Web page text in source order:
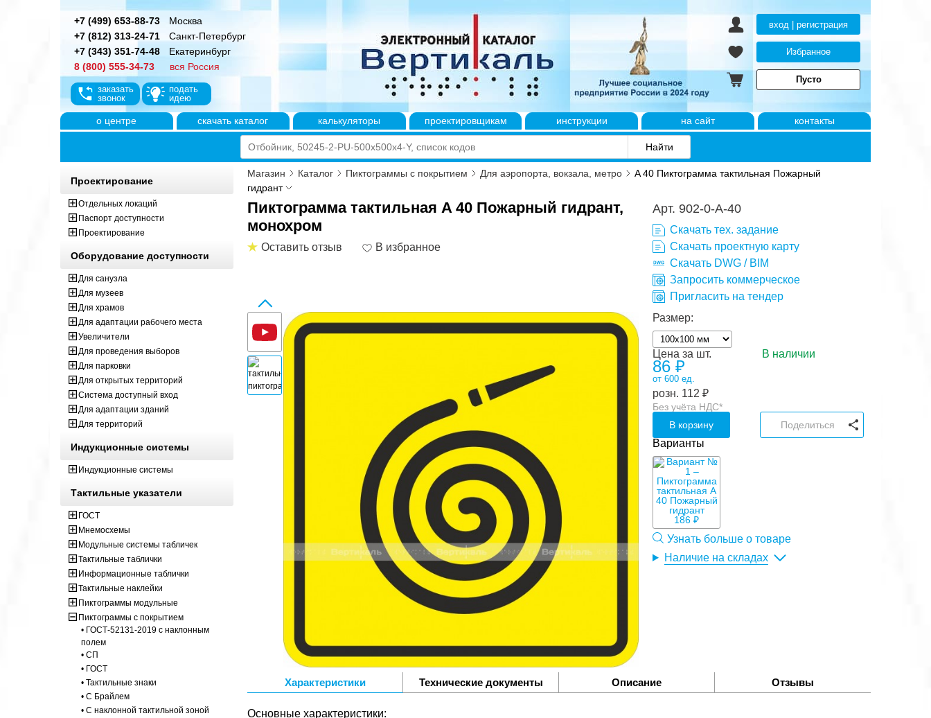
+7 (499) 653-88-73
Москва
+7 (812) 313-24-71
Санкт-Петербург
+7 (343) 351-74-48
Екатеринбург
8 (800) 555-34-73
вся Россия
заказать
звонок
подать
идею
вход | регистрация
Избранное
Пусто
о центре скачать каталог калькуляторы проектировщикам инструкции на сайт контакты
Магазин Каталог Пиктограммы с покрытием Для аэропорта, вокзала, метро
A 40 Пиктограмма тактильная Пожарный
гидрант
Пиктограмма тактильная A 40 Пожарный гидрант,
монохром
Оставить отзыв
Арт. 902-0-A-40
Скачать тех. задание
Скачать проектную карту
Скачать DWG / BIM
Запросить коммерческое
Пригласить на тендер
Размер:
Цена за шт.
86 ₽
от 600 ед.
розн. 112 ₽
В наличии
Без учёта НДС*
В корзину
Поделиться
Варианты
186 ₽
Узнать больше о товаре
Наличие на складах
Характеристики Технические документы Описание Отзывы
Основные характеристики:
Проектирование
Отдельных локаций
Паспорт доступности
Проектирование
Оборудование доступности
Для санузла
Для музеев
Для храмов
Для адаптации рабочего места
Увеличители
Для проведения выборов
Для парковки
Для открытых территорий
Система доступный вход
Для адаптации зданий
Для территорий
Индукционные системы
Индукционные системы
Тактильные указатели
ГОСТ
Мнемосхемы
Модульные системы табличек
Тактильные таблички
Информационные таблички
Тактильные наклейки
Пиктограммы модульные
Пиктограммы с покрытием
• ГОСТ-52131-2019 с наклонным
полем
• СП
• ГОСТ
• Тактильные знаки
• С Брайлем
• С наклонной тактильной зоной